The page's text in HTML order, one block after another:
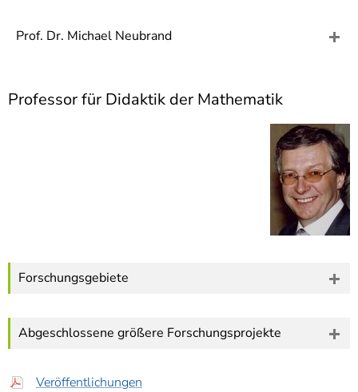
Barrierefreiheit
Prof. Dr. Michael Neubrand
Professor für Didaktik der Mathematik
Forschungsgebiete
Abgeschlossene größere Forschungsprojekte
Veröffentlichungen